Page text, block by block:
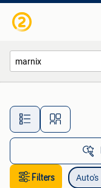
Filters Auto's